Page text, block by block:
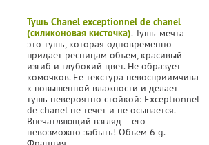
Тушь Chanel exceptionnel de chanel
(силиконовая кисточка). Тушь-мечта –
это тушь, которая одновременно
придает ресницам объем, красивый
изгиб и глубокий цвет. Не образует
комочков. Ее текстура невосприимчива
к повышенной влажности и делает
тушь невероятно стойкой: Exceptionnel
de chanel не течет и не осыпается.
Впечатляющий взгляд – его
невозможно забыть! Объем 6 g.